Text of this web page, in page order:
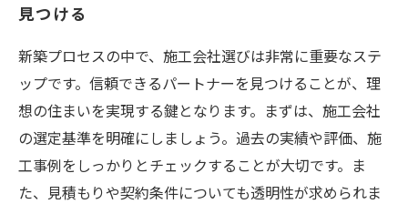
見つける
新築プロセスの中で、施工会社選びは非常に重要なステ
ップです。信頼できるパートナーを見つけることが、理
想の住まいを実現する鍵となります。まずは、施工会社
の選定基準を明確にしましょう。過去の実績や評価、施
工事例をしっかりとチェックすることが大切です。ま
た、見積もりや契約条件についても透明性が求められま